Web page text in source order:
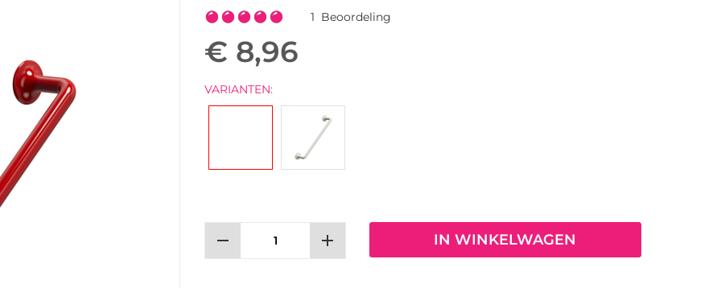
Waardering:
1 Beoordeling
€ 8,96
VARIANTEN:
remove add IN WINKELWAGEN